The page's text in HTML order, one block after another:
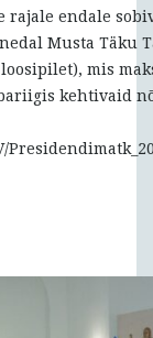
rajale endale
Musta Täku
mis
kehtivaid